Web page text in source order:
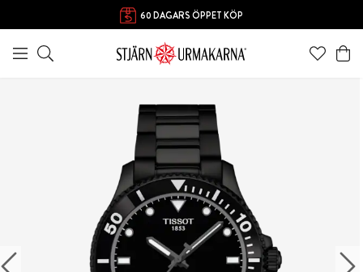
60 DAGARS ÖPPET KÖP